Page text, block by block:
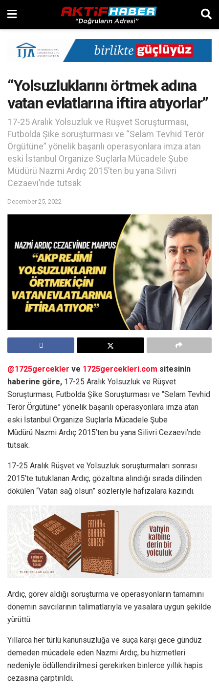
“Yolsuzluklarını örtmek adına
vatan evlatlarına iftira atıyorlar”
17-25 Aralık Yolsuzluk ve Rüşvet Soruşturması,
Futbolda Şike soruşturması ve “Selam Tevhid Terör
Örgütüne” yönelik başarılı operasyonlara imza atan
eski İstanbul Organize Suçlarla Mücadele Şube
Müdürü Nazmi Ardıç 2015’ten bu yana Silivri
Cezaevi’nde tutsak
December 25, 2022
@1725gercekler ve 1725gercekleri.com sitesinin
haberine göre, 17-25 Aralık Yolsuzluk ve Rüşvet
Soruşturması, Futbolda Şike Soruşturması ve “Selam Tevhid
Terör Örgütüne” yönelik başarılı operasyonlara imza atan
eski İstanbul Organize Suçlarla Mücadele Şube
Müdürü Nazmi Ardıç 2015’ten bu yana Silivri Cezaevi’nde
tutsak.
17-25 Aralık Rüşvet ve Yolsuzluk soruşturmaları sonrası
2015’te tutuklanan Ardıç, gözaltına alındığı sırada dilinden
dökülen “Vatan sağ olsun” sözleriyle hafızalara kazındı.
Ardıç, görev aldığı soruşturma ve operasyonların tamamını
dönemin savcılarının talimatlarıyla ve yasalara uygun şekilde
yürüttü.
Yıllarca her türlü kanunsuzluğa ve suça karşı gece gündüz
demeden mücadele eden Nazmi Ardıç, bu hizmetleri
nedeniyle ödüllendirilmesi gerekirken binlerce yıllık hapis
cezasına çarptırıldı.